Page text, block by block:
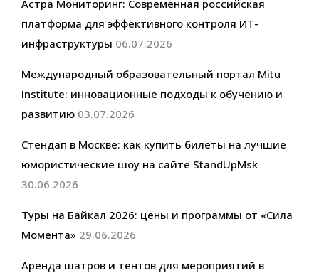
Астра Мониторинг: Современная российская
платформа для эффективного контроля ИТ-
инфраструктуры 06.07.2026
Международный образовательный портал Mitu
Institute: инновационные подходы к обучению и
развитию 03.07.2026
Стендап в Москве: как купить билеты на лучшие
юмористические шоу на сайте StandUpMsk
30.06.2026
Туры на Байкал 2026: цены и программы от «Сила
Момента» 29.06.2026
Аренда шатров и тентов для мероприятий в